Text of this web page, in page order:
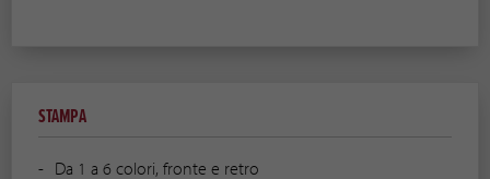
STAMPA
Da 1 a 6 colori, fronte e retro